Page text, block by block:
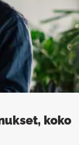
koko